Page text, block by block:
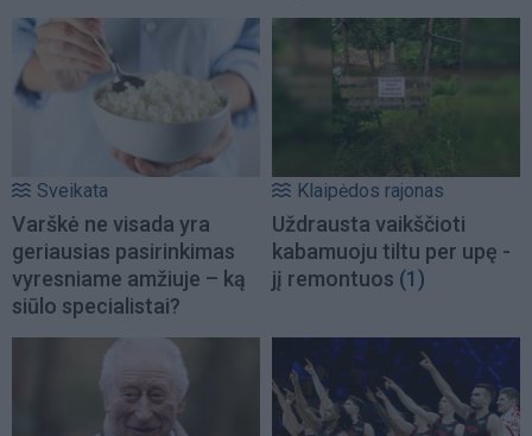
Sveikata
Varškė ne visada yra
geriausias pasirinkimas
vyresniame amžiuje – ką
siūlo specialistai?
Klaipėdos rajonas
Uždrausta vaikščioti
kabamuoju tiltu per upę -
jį remontuos (1)